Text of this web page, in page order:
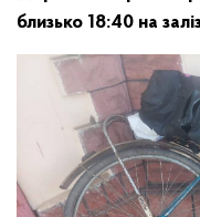
близько 18:40 на